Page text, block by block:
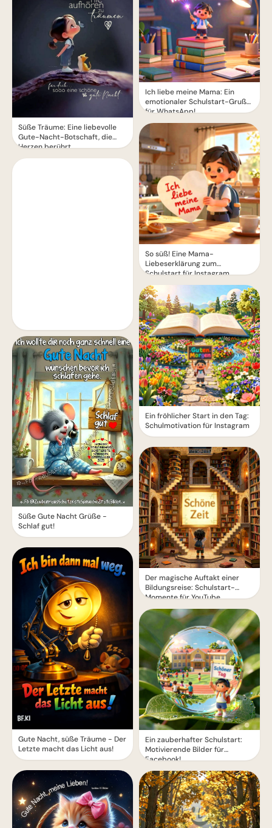
Süße Träume: Eine liebevolle
Gute-Nacht-Botschaft, die
Herzen berührt
Süße Gute Nacht Grüße -
Schlaf gut!
Gute Nacht, süße Träume - Der
Letzte macht das Licht aus!
Ich liebe meine Mama: Ein
emotionaler Schulstart-Gruß
für WhatsApp!
So süß! Eine Mama-
Liebeserklärung zum
Schulstart für Instagram
Ein fröhlicher Start in den Tag:
Schulmotivation für Instagram
Der magische Auftakt einer
Bildungsreise: Schulstart-
Momente für YouTube
Ein zauberhafter Schulstart:
Motivierende Bilder für
Facebook!